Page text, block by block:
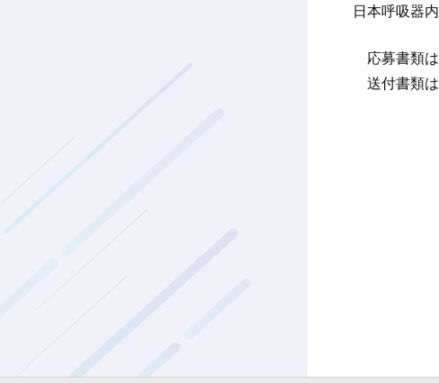
日本呼吸器
応募書類
送付書類は